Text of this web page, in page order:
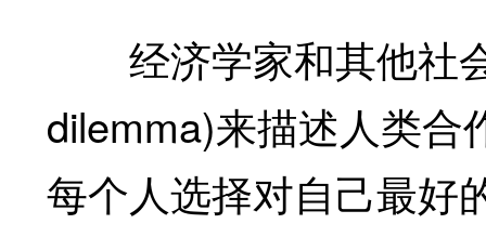
经济学家和其他社会
dilemma)来描述人类合
每个人选择对自己最好